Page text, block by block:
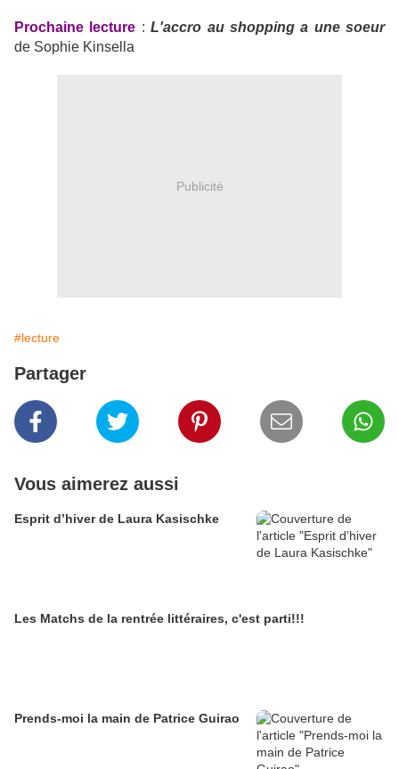
Prochaine lecture :L'accro au shopping a une soeur
de Sophie Kinsella
Publicité
#lecture
Partager
Vous aimerez aussi
Esprit d’hiver de Laura Kasischke
Les Matchs de la rentrée littéraires, c'est parti!!!
Prends-moi la main de Patrice Guirao